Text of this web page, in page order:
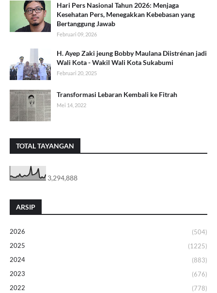
Hari Pers Nasional Tahun 2026: Menjaga
Kesehatan Pers, Menegakkan Kebebasan yang
Bertanggung Jawab
Februari 09, 2026
H. Ayep Zaki jeung Bobby Maulana Diistrénan jadi
Wali Kota - Wakil Wali Kota Sukabumi
Februari 20, 2025
Transformasi Lebaran Kembali ke Fitrah
Mei 14, 2022
TOTAL TAYANGAN
3,294,888
ARSIP
2026
(504)
2025
(1225)
2024
(883)
2023
(676)
2022
(778)